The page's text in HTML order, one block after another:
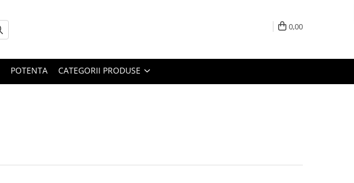
0,00
POTENTA CATEGORII PRODUSE